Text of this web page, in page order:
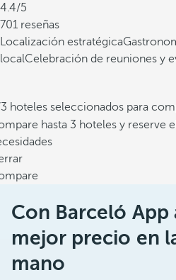
4.4/5
701 reseñas
Localización estratégica
localCelebración de reuniones y
hoteles seleccionados para
hasta 3 hoteles y reserve
Con Barceló App
mejor precio en
mano